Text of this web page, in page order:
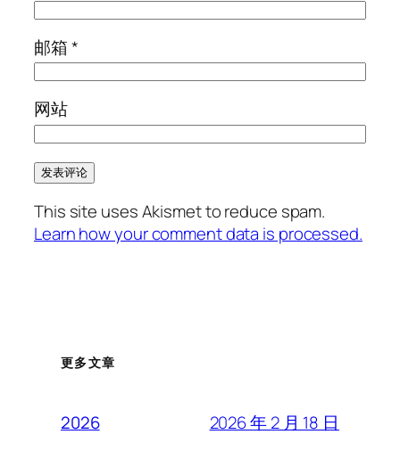
邮箱*
网站
This site uses Akismet to reduce spam.
Learn how your comment data is processed.
更多文章
2026 2026 年 2 月 18 日